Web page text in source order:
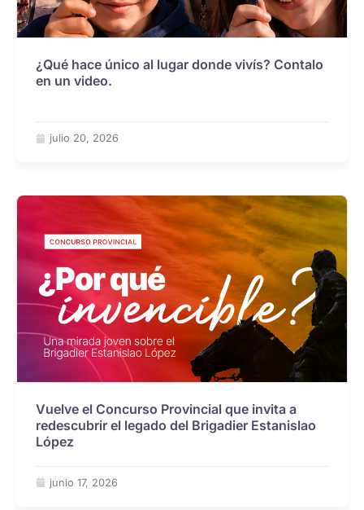
¿Qué hace único al lugar donde vivís? Contalo
en un video.
julio 20, 2026
Vuelve el Concurso Provincial que invita a
redescubrir el legado del Brigadier Estanislao
López
junio 17, 2026